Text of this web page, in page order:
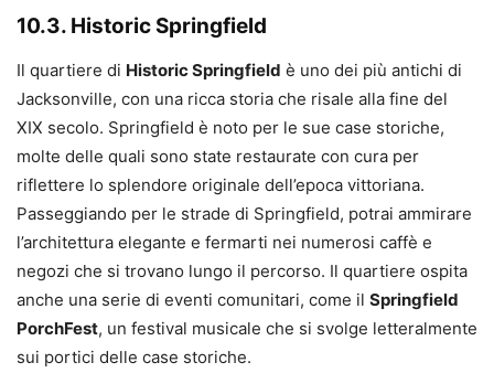
10.3. Historic Springfield
Il quartiere di Historic Springfield è uno dei più antichi di
Jacksonville, con una ricca storia che risale alla fine del
XIX secolo. Springfield è noto per le sue case storiche,
molte delle quali sono state restaurate con cura per
riflettere lo splendore originale dell’epoca vittoriana.
Passeggiando per le strade di Springfield, potrai ammirare
l’architettura elegante e fermarti nei numerosi caffè e
negozi che si trovano lungo il percorso. Il quartiere ospita
anche una serie di eventi comunitari, come il Springfield
PorchFest, un festival musicale che si svolge letteralmente
sui portici delle case storiche.